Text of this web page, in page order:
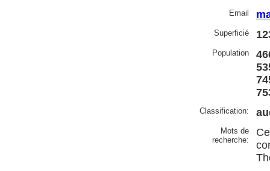
Email
Superficié
Population
Classification:
Mots de
recherche: